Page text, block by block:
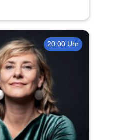
20:00 Uhr